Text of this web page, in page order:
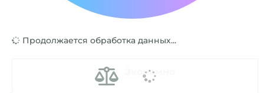
Продолжается обработка данных...
Экономно